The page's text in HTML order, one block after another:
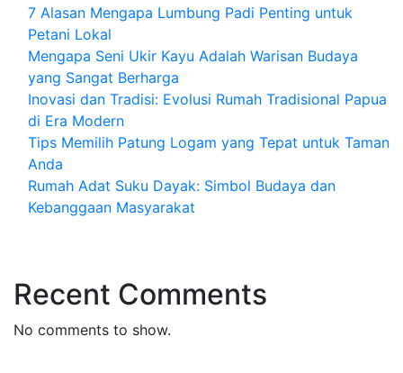
7 Alasan Mengapa Lumbung Padi Penting untuk
Petani Lokal
Mengapa Seni Ukir Kayu Adalah Warisan Budaya
yang Sangat Berharga
Inovasi dan Tradisi: Evolusi Rumah Tradisional Papua
di Era Modern
Tips Memilih Patung Logam yang Tepat untuk Taman
Anda
Rumah Adat Suku Dayak: Simbol Budaya dan
Kebanggaan Masyarakat
Recent Comments
No comments to show.